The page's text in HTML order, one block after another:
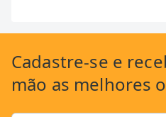
Cadastre-se e
mão as melhores